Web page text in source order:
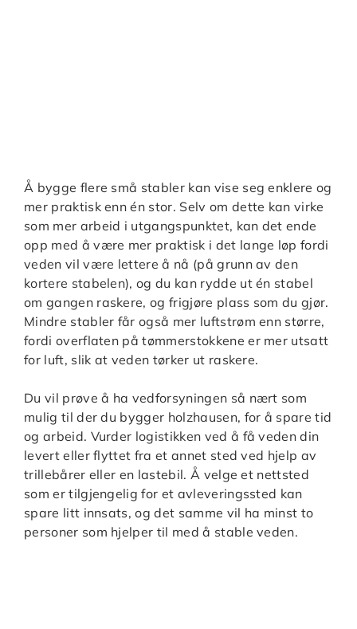
Å bygge flere små stabler kan vise seg enklere og
mer praktisk enn én stor. Selv om dette kan virke
som mer arbeid i utgangspunktet, kan det ende
opp med å være mer praktisk i det lange løp fordi
veden vil være lettere å nå (på grunn av den
kortere stabelen), og du kan rydde ut én stabel
om gangen raskere, og frigjøre plass som du gjør.
Mindre stabler får også mer luftstrøm enn større,
fordi overflaten på tømmerstokkene er mer utsatt
for luft, slik at veden tørker ut raskere.
Du vil prøve å ha vedforsyningen så nært som
mulig til der du bygger holzhausen, for å spare tid
og arbeid. Vurder logistikken ved å få veden din
levert eller flyttet fra et annet sted ved hjelp av
trillebårer eller en lastebil. Å velge et nettsted
som er tilgjengelig for et avleveringssted kan
spare litt innsats, og det samme vil ha minst to
personer som hjelper til med å stable veden.